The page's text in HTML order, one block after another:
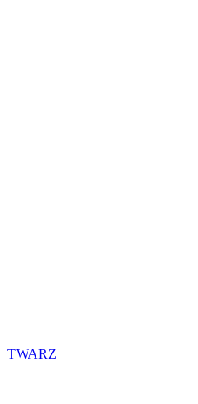
TWARZ